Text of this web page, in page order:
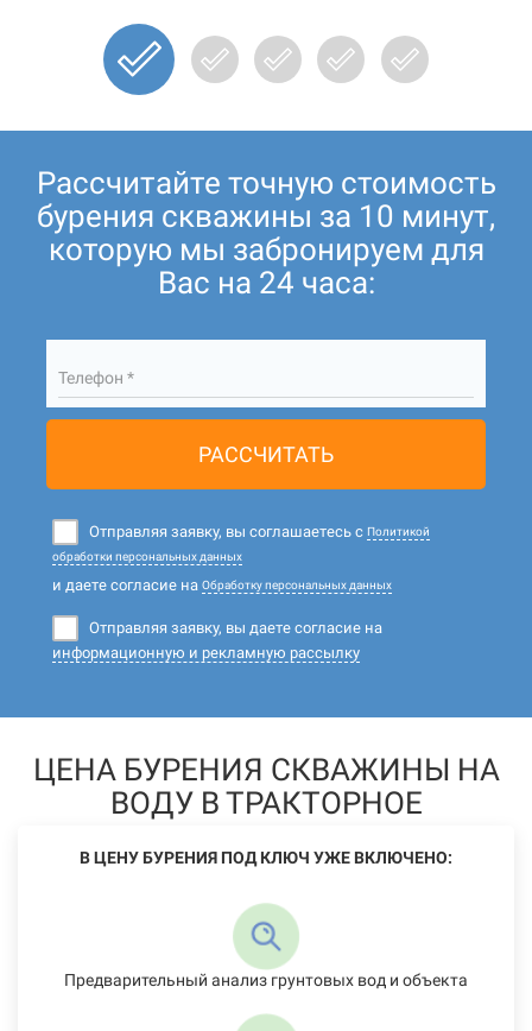
Рассчитайте точную стоимость
бурения скважины за 10 минут,
которую мы забронируем для
Вас на 24 часа:
Телефон *
РАССЧИТАТЬ
Отправляя заявку, вы соглашаетесь с Политикой
обработки персональных данных
и даете согласие на Обработку персональных данных
Отправляя заявку, вы даете согласие на
информационную и рекламную рассылку
ЦЕНА БУРЕНИЯ СКВАЖИНЫ НА
ВОДУ В ТРАКТОРНОЕ
В ЦЕНУ БУРЕНИЯ ПОД КЛЮЧ УЖЕ ВКЛЮЧЕНО:
Предварительный анализ грунтовых вод и объекта